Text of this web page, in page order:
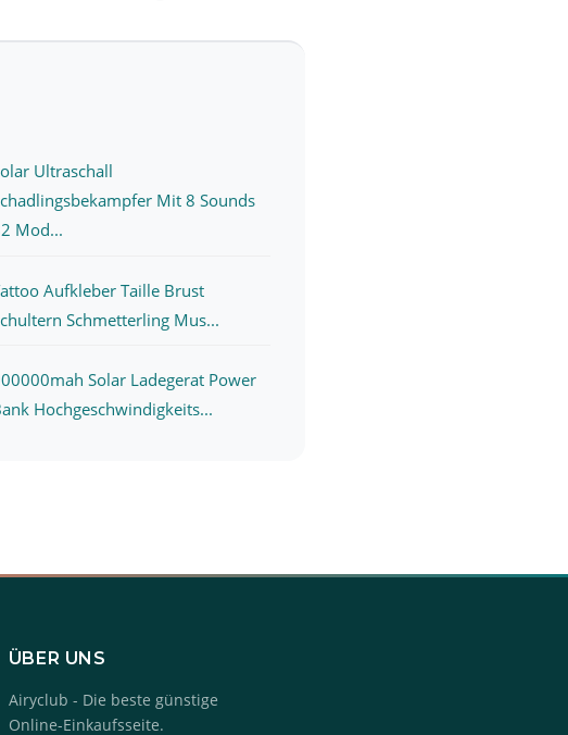
Ultraschall
Mit 8 Sounds
Mod...
Aufkleber Taille Brust
Schmetterling Mus...
Solar Ladegerat Power
Hochgeschwindigkeits...
ÜBER UNS
Airyclub - Die beste günstige
Online-Einkaufsseite.